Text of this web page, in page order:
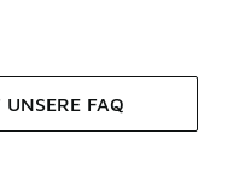
FAQ